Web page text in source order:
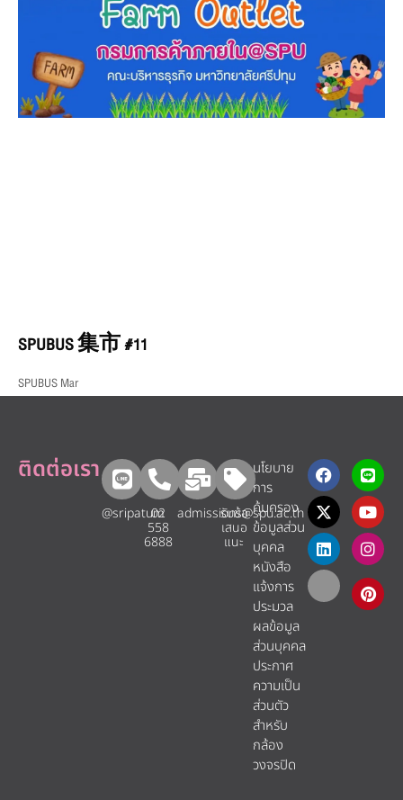
SPUBUS 集市 #11
SPUBUS Mar
ติดต่อเรา
@sripatum
02
558
6888
admissions@spu.ac.th
รับข้อ
เสนอ
แนะ​
นโยบาย
การ
คุ้มครอง
ข้อมูลส่วน
บุคคล
หนังสือ
แจ้งการ
ประมวล
ผลข้อมูล
ส่วนบุคคล
ประกาศ
ความเป็น
ส่วนตัว
สำหรับ
กล้อง
วงจรปิด